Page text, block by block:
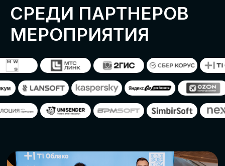
ЗАЯВКУ
СТАТЬ СПИКЕРОМ
Оставьте заявку, наши менеджеры
свяжутся с вами